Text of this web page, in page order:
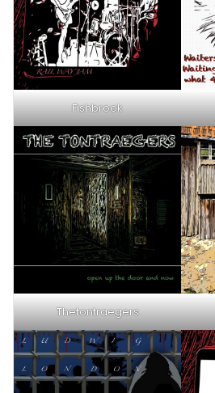
Fishbrook
Thetontraegers